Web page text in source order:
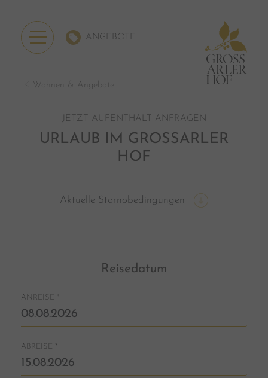
ANGEBOTE
Wohnen & Angebote
JETZT AUFENTHALT ANFRAGEN
URLAUB IM GROSSARLER
HOF
Aktuelle Stornobedingungen
Reisedatum
ANREISE *
ABREISE *